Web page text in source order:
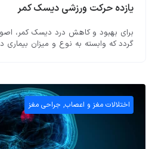
یازده حرکت ورزشی دیسک کمر
برای بهبود و کاهش درد دیسک کمر،
گردد که وابسته به نوع و میزان
اختلالات مغز و اعصاب, جراحی مغز